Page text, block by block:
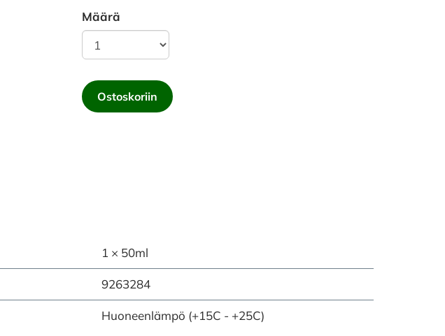
Määrä
Ostoskoriin
1 × 50ml
9263284
Huoneenlämpö (+15C - +25C)